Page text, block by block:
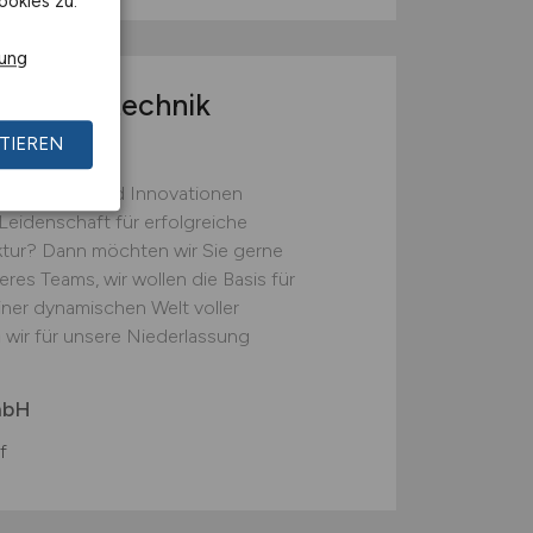
Elektrotechnik
gestalten und Innovationen
für erfolgreiche
Dann möchten wir Sie gerne
Teams, wir wollen die Basis für
dynamischen Welt voller
für unsere Niederlassung